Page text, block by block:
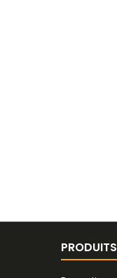
PRODUITS